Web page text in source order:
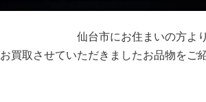
仙台市にお住まいの方より
お買取させていただきましたお品物をご